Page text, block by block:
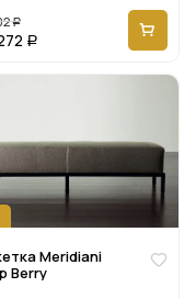
Р
Р
Meridiani
Berry